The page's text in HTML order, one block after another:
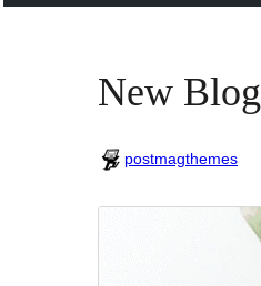
New Blog
postmagthemes